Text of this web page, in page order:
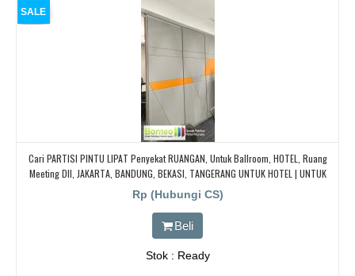
SALE
Cari PARTISI PINTU LIPAT Penyekat RUANGAN, Untuk Ballroom, HOTEL, Ruang
Meeting Dll, JAKARTA, BANDUNG, BEKASI, TANGERANG UNTUK HOTEL | UNTUK
RUANG KELAS KAMPUS | KELAS SEKOLAH Di BANDUNG, JAKARTA, BEKASI,
TANGERANG
Rp (Hubungi CS)
Beli
Stok : Ready